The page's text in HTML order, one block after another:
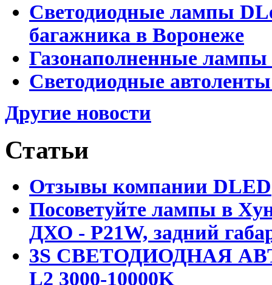
Светодиодные лампы
багажника в Воронеже
Газонаполненные
Светодиодные
Другие новости
Статьи
Отзывы компании DLED
Посоветуйте лампы в
ДХО - P21W, задний
3S СВЕТОДИОДНАЯ
L2 3000-10000K